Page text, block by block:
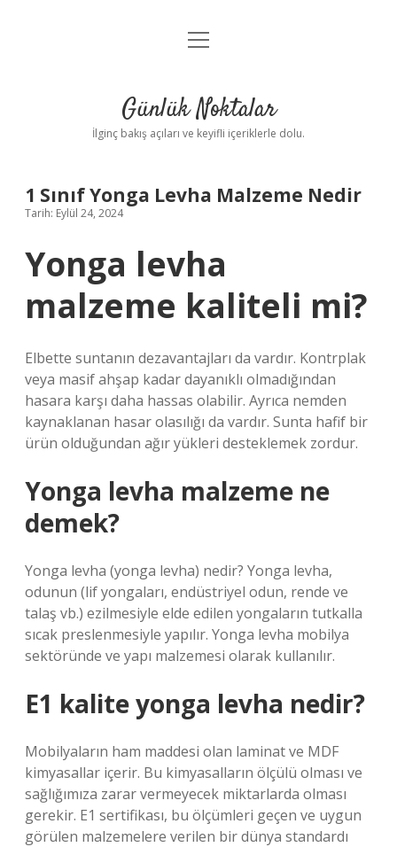
Anasayfa
Yasal Uyarı
menüyü
Günlük Noktalar
İlginç bakış açıları ve keyifli içeriklerle dolu.
1 Sınıf Yonga Levha Malzeme Nedir
Tarih: Eylül 24, 2024
Yonga levha
malzeme kaliteli mi?
Elbette suntanın dezavantajları da vardır. Kontrplak
veya masif ahşap kadar dayanıklı olmadığından
hasara karşı daha hassas olabilir. Ayrıca nemden
kaynaklanan hasar olasılığı da vardır. Sunta hafif bir
ürün olduğundan ağır yükleri desteklemek zordur.
Yonga levha malzeme ne
demek?
Yonga levha (yonga levha) nedir? Yonga levha,
odunun (lif yongaları, endüstriyel odun, rende ve
talaş vb.) ezilmesiyle elde edilen yongaların tutkalla
sıcak preslenmesiyle yapılır. Yonga levha mobilya
sektöründe ve yapı malzemesi olarak kullanılır.
E1 kalite yonga levha nedir?
Mobilyaların ham maddesi olan laminat ve MDF
kimyasallar içerir. Bu kimyasalların ölçülü olması ve
sağlığımıza zarar vermeyecek miktarlarda olması
gerekir. E1 sertifikası, bu ölçümleri geçen ve uygun
görülen malzemelere verilen bir dünya standardı